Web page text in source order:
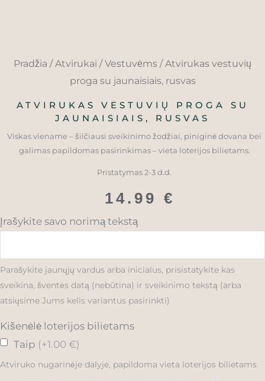
Pradžia /Atvirukai /Vestuvėms / Atvirukas vestuvių
proga su jaunaisiais, rusvas
ATVIRUKAS VESTUVIŲ PROGA SU
JAUNAISIAIS, RUSVAS
Viskas viename – šilčiausi sveikinimo žodžiai, piniginė dovana bei
galimas papildomas pasirinkimas – vieta loterijos bilietams.
Pristatymas 2-3 d.d.
14.99 €
Įrašykite savo norimą tekstą
Parašykite jaunųjų vardus arba inicialus, prisistatykite kas
sveikina, šventės datą (nebūtina) ir sveikinimo tekstą (arba
atsiųsime Jums kelis variantus pasirinkti)
Kišenėlė loterijos bilietams
Taip (+1.00 €)
Atviruko nugarinėje dalyje, papildoma vieta loterijos bilietams
produkto
Atvirukas
vestuvių
jaunaisiais,
rusvas